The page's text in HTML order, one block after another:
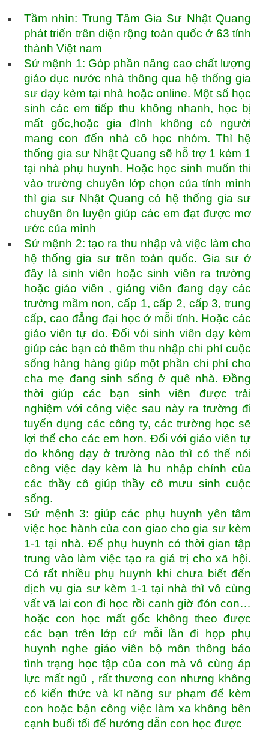
Tầm nhìn: Trung Tâm Gia Sư Nhật Quang
phát triển trên diện rộng toàn quốc ở 63 tỉnh
thành Việt nam
Sứ mệnh 1: Góp phần nâng cao chất lượng
giáo dục nước nhà thông qua hệ thống gia
sư dạy kèm tại nhà hoặc online. Một số học
sinh các em tiếp thu không nhanh, học bị
mất gốc,hoặc gia đình không có người
mang con đến nhà cô học nhóm. Thì hệ
thống gia sư Nhật Quang sẽ hỗ trợ 1 kèm 1
tại nhà phụ huynh. Hoặc học sinh muốn thi
vào trường chuyên lớp chọn của tỉnh mình
thì gia sư Nhật Quang có hệ thống gia sư
chuyên ôn luyện giúp các em đạt được mơ
ước của mình
Sứ mệnh 2: tạo ra thu nhập và việc làm cho
hệ thống gia sư trên toàn quốc. Gia sư ở
đây là sinh viên hoặc sinh viên ra trường
hoặc giáo viên , giảng viên đang dạy các
trường mầm non, cấp 1, cấp 2, cấp 3, trung
cấp, cao đẳng đại học ở mỗi tỉnh. Hoặc các
giáo viên tự do. Đối vói sinh viên dạy kèm
giúp các bạn có thêm thu nhập chi phí cuộc
sống hàng hàng giúp một phần chi phí cho
cha mẹ đang sinh sống ở quê nhà. Đồng
thời giúp các bạn sinh viên được trải
nghiệm với công việc sau này ra trường đi
tuyển dụng các công ty, các trường học sẽ
lợi thế cho các em hơn. Đối với giáo viên tự
do không dạy ở trường nào thì có thể nói
công việc dạy kèm là hu nhập chính của
các thầy cô giúp thầy cô mưu sinh cuộc
sống.
Sứ mệnh 3: giúp các phụ huynh yên tâm
việc học hành của con giao cho gia sư kèm
1-1 tại nhà. Để phụ huynh có thời gian tập
trung vào làm việc tạo ra giá trị cho xã hội.
Có rất nhiều phụ huynh khi chưa biết đến
dịch vụ gia sư kèm 1-1 tại nhà thì vô cùng
vất vã lai con đi học rồi canh giờ đón con…
hoặc con học mất gốc không theo được
các bạn trên lớp cứ mỗi lần đi họp phụ
huynh nghe giáo viên bộ môn thông báo
tình trạng học tập của con mà vô cùng áp
lực mất ngủ , rất thương con nhưng không
có kiến thức và kĩ năng sư phạm để kèm
con hoặc bận công việc làm xa không bên
cạnh buổi tối để hướng dẫn con học được